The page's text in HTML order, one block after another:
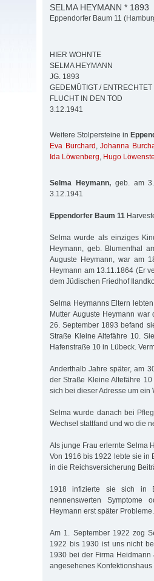
SELMA HEYMANN * 1893
Eppendorfer Baum 11
HIER WOHNTE
SELMA HEYMANN
JG. 1893
GEDEMÜTIGT / ENTRECHTET
FLUCHT IN DEN TOD
3.12.1941
Weitere Stolpersteine in
Eva Burchard ,Johanna
Ida Löwenberg, Hugo
Selma Heymann,geb. am
3.12.1941
Eppendorfer Baum 11
Selma wurde als einziges
Heymann, geb. Blumenthal
Auguste Heymann, war am
Heymann am 13.11.1864 (Er
dem Jüdischen Friedhof
Selma Heymanns Eltern
Mutter Auguste Heymann
26. September 1893 befand
Straße Kleine Altefähre 10.
Hafenstraße 10 in Lübeck.
Anderthalb Jahre später, am
der Straße Kleine Altefähre
sich bei dieser Adresse um ein
Selma wurde danach bei
Wechsel stattfand und wo die
Als junge Frau erlernte Selma
Von 1916 bis 1922 lebte sie in
in die Reichsversicherung
1918 infizierte sie sich in
nennenswerten Symptome
Heymann erst später Probleme.
Am 1. September 1922 zog
1922 bis 1930 ist uns nicht
1930 bei der Firma
angesehenes Konfektionshaus